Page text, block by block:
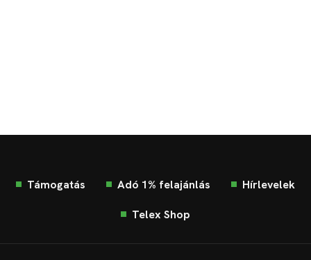
Támogatás Adó 1% felajánlás Hírlevelek
Telex Shop